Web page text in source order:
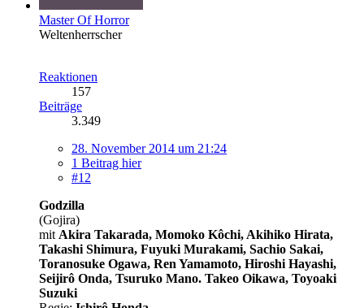
Master Of Horror
Weltenherrscher
Reaktionen
157
Beiträge
3.349
28. November 2014 um 21:24
1 Beitrag hier
#12
Godzilla
(Gojira)
mit Akira Takarada, Momoko Kôchi, Akihiko Hirata,
Takashi Shimura, Fuyuki Murakami, Sachio Sakai,
Toranosuke Ogawa, Ren Yamamoto, Hiroshi Hayashi,
Seijirô Onda, Tsuruko Mano. Takeo Oikawa, Toyoaki
Suzuki